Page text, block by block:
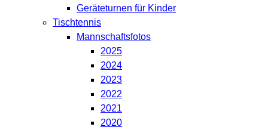
Geräteturnen für Kinder
Tischtennis
Mannschaftsfotos
2025
2024
2023
2022
2021
2020